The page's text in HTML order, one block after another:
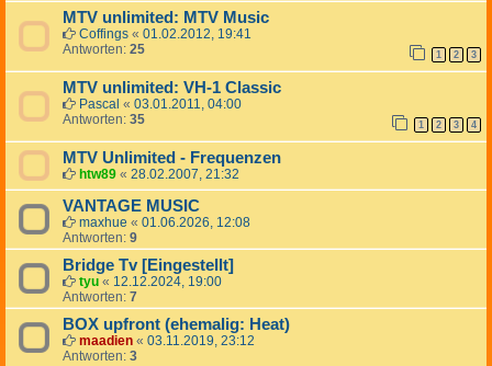
MTV unlimited: MTV Music
Coffings « 01.02.2012, 19:41
Antworten: 25 1 2 3
MTV unlimited: VH-1 Classic
Pascal « 03.01.2011, 04:00
Antworten: 35 1 2 3 4
MTV Unlimited - Frequenzen
htw89 « 28.02.2007, 21:32
VANTAGE MUSIC
maxhue « 01.06.2026, 12:08
Antworten: 9
Bridge Tv [Eingestellt]
tyu « 12.12.2024, 19:00
Antworten: 7
BOX upfront (ehemalig: Heat)
maadien « 03.11.2019, 23:12
Antworten: 3